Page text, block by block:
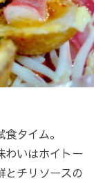
タイム。
わいはホイトー
とチリソースの